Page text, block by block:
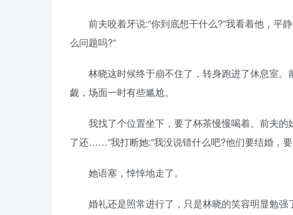
前夫咬着牙说:”你到底想干什么?”我看着他，平
么问题吗?”
林晓这时候终于崩不住了，转身跑进了休息室。
觑，场面一时有些尴尬。
我找了个位置坐下，要了杯茶慢慢喝着。前夫的
了还……”我打断她:”我没说错什么吧?他们要结婚，
她语塞，悻悻地走了。
婚礼还是照常进行了，只是林晓的笑容明显勉强